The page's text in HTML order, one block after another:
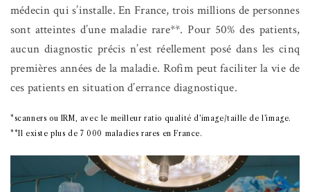
médecin qui s’installe. En France, trois millions de personnes
sont atteintes d’une maladie rare**. Pour 50% des patients,
aucun diagnostic précis n’est réellement posé dans les cinq
premières années de la maladie. Rofim peut faciliter la vie de
ces patients en situation d’errance diagnostique.
*scanners ou IRM, avec le meilleur ratio qualité d’image/taille de l’image.
**Il existe plus de 7 000 maladies rares en France.